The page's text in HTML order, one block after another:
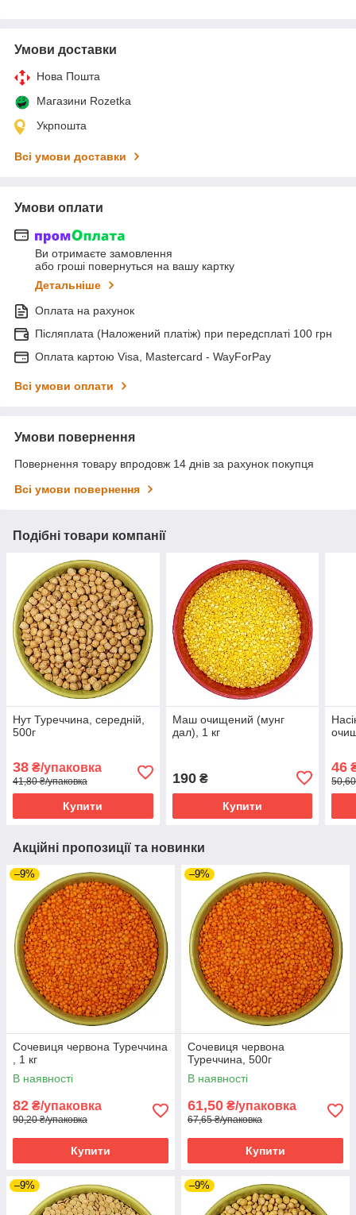
Умови доставки
Нова Пошта
Магазини Rozetka
Укрпошта
Всі умови доставки
Умови оплати
Ви отримаєте замовлення
або гроші повернуться на вашу картку
Детальніше
Оплата на рахунок
Післяплата (Наложений платіж) при передсплаті 100 грн
Оплата картою Visa, Mastercard - WayForPay
Всі умови оплати
Умови повернення
Повернення товару впродовж 14 днів за рахунок покупця
Всі умови повернення
Подібні товари компанії
Нут Туреччина, середній,
500г
38 ₴/упаковка
41,80 ₴/упаковка
Купити
Маш очищений (мунг
дал), 1 кг
190₴
Купити
46
Акційні пропозиції та новинки
–9%
Сочевиця червона Туреччина
, 1 кг
В наявності
82 ₴/упаковка
90,20 ₴/упаковка
Купити
–9%
Сочевиця червона
Туреччина, 500г
В наявності
61,50 ₴/упаковка
67,65 ₴/упаковка
Купити
–9% –9%